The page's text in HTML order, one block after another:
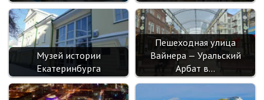
Музей истории
Екатеринбурга
Пешеходная улица
Вайнера — Уральский
Арбат в…